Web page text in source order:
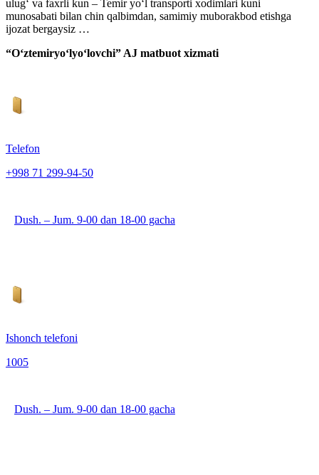
ulug‘ va faxrli kun – Temir yo‘l transporti xodimlari kuni
munosabati bilan chin qalbimdan, samimiy muborakbod etishga
ijozat bergaysiz …
“O‘ztemiryo‘lyo‘lovchi” AJ matbuot xizmati
Telefon
+998 71 299-94-50
Dush. – Jum. 9-00 dan 18-00 gacha
Ishonch telefoni
1005
Dush. – Jum. 9-00 dan 18-00 gacha